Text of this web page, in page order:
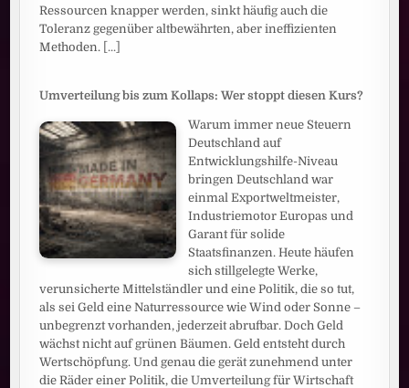
Ressourcen knapper werden, sinkt häufig auch die
Toleranz gegenüber altbewährten, aber ineffizienten
Methoden. [...]
Umverteilung bis zum Kollaps: Wer stoppt diesen Kurs?
Warum immer neue Steuern
Deutschland auf
Entwicklungshilfe-Niveau
bringen Deutschland war
einmal Exportweltmeister,
Industriemotor Europas und
Garant für solide
Staatsfinanzen. Heute häufen
sich stillgelegte Werke,
verunsicherte Mittelständler und eine Politik, die so tut,
als sei Geld eine Naturressource wie Wind oder Sonne –
unbegrenzt vorhanden, jederzeit abrufbar. Doch Geld
wächst nicht auf grünen Bäumen. Geld entsteht durch
Wertschöpfung. Und genau die gerät zunehmend unter
die Räder einer Politik, die Umverteilung für Wirtschaft